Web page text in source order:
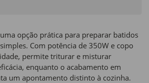
opção prática para preparar batidos
Com potência de 350W e copo
permite triturar e misturar
enquanto o acabamento em
um apontamento distinto à cozinha.